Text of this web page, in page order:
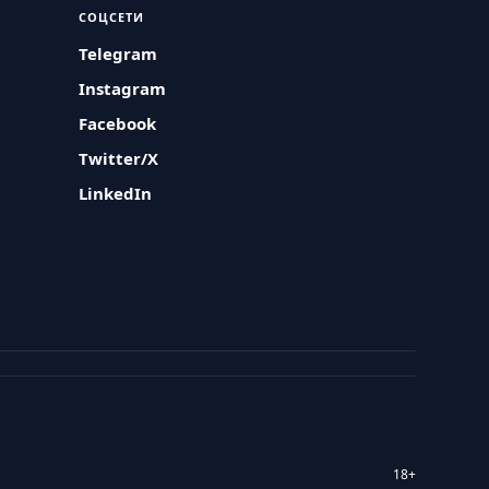
СОЦСЕТИ
Telegram
Instagram
Facebook
Twitter/X
LinkedIn
18+